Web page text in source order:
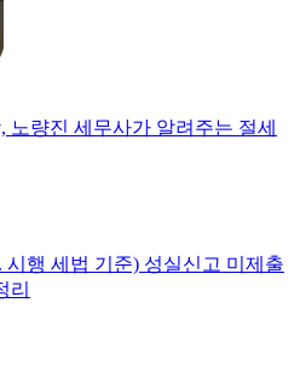
노량진 세무사가 알려주는 절세
시행 세법 기준) 성실신고 미제출
리